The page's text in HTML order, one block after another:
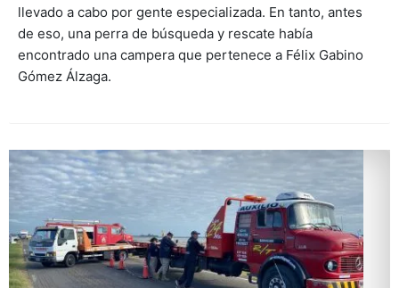
llevado a cabo por gente especializada. En tanto, antes
de eso, una perra de búsqueda y rescate había
encontrado una campera que pertenece a Félix Gabino
Gómez Álzaga.